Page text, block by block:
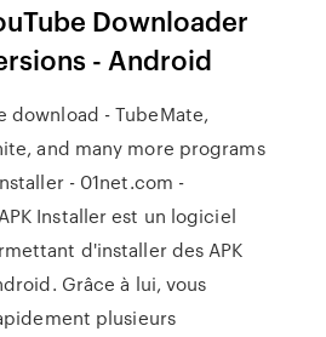
Downloader
- Android
download - TubeMate,
and many more programs
- 01net.com -
Installer est un logiciel
d'installer des APK
Grâce à lui, vous
plusieurs